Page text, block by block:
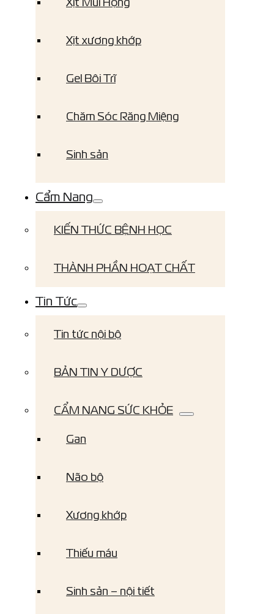
Xịt xương khớp
Gel Bôi Trĩ
Chăm Sóc Răng Miệng
Sinh sản
Cẩm Nang
KIẾN THỨC BỆNH HỌC
THÀNH PHẦN HOẠT CHẤT
Tin Tức
Tin tức nội bộ
BẢN TIN Y DƯỢC
CẨM NANG SỨC KHỎE
Gan
Não bộ
Xương khớp
Thiếu máu
Sinh sản – nội tiết